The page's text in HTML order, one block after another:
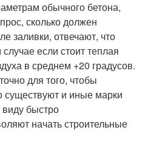
обычного бетона,
сколько должен
заливки, отвечают, что
если стоит теплая
в среднем +20 градусов.
для того, чтобы
существуют и иные марки
быстро
начать строительные